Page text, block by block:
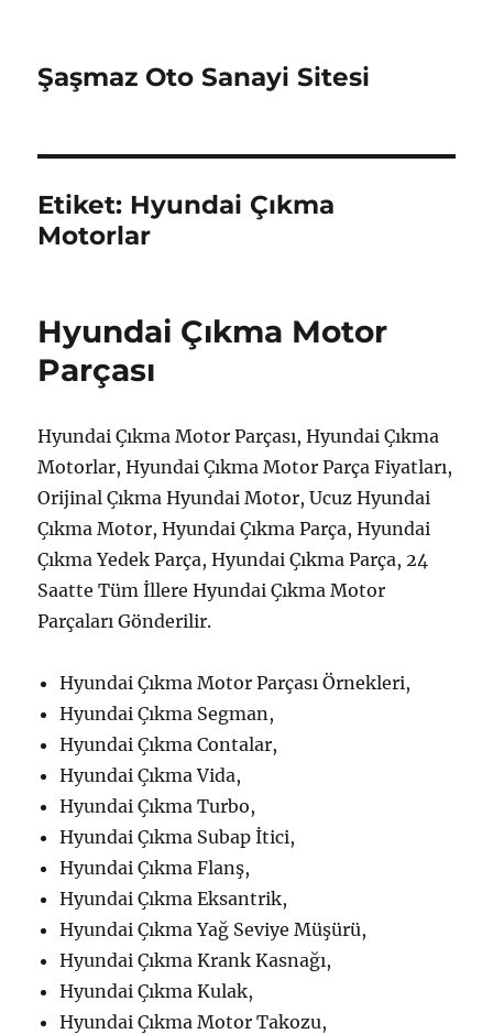
Şaşmaz Oto Sanayi Sitesi
Etiket: Hyundai Çıkma
Motorlar
Hyundai Çıkma Motor
Parçası
Hyundai Çıkma Motor Parçası, Hyundai Çıkma
Motorlar, Hyundai Çıkma Motor Parça Fiyatları,
Orijinal Çıkma Hyundai Motor, Ucuz Hyundai
Çıkma Motor, Hyundai Çıkma Parça, Hyundai
Çıkma Yedek Parça, Hyundai Çıkma Parça, 24
Saatte Tüm İllere Hyundai Çıkma Motor
Parçaları Gönderilir.
Hyundai Çıkma Motor Parçası Örnekleri,
Hyundai Çıkma Segman,
Hyundai Çıkma Contalar,
Hyundai Çıkma Vida,
Hyundai Çıkma Turbo,
Hyundai Çıkma Subap İtici,
Hyundai Çıkma Flanş,
Hyundai Çıkma Eksantrik,
Hyundai Çıkma Yağ Seviye Müşürü,
Hyundai Çıkma Krank Kasnağı,
Hyundai Çıkma Kulak,
Hyundai Çıkma Motor Takozu,